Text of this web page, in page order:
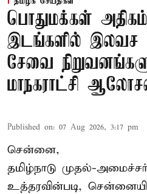
பொதுமக்கள் அதிகம்
இடங்களில்
சேவை
மாநகராட்சி
Published on: 07 Aug 2026, 3:17 pm
சென்னை,
தமிழ்நாடு முதல்-
உத்தரவின்படி,